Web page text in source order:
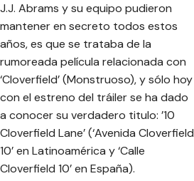
J.J. Abrams y su equipo pudieron
mantener en secreto todos estos
años, es que se trataba de la
rumoreada película relacionada con
‘Cloverfield’ (Monstruoso), y sólo hoy
con el estreno del tráiler se ha dado
a conocer su verdadero titulo: ’10
Cloverfield Lane’ (‘Avenida Cloverfield
10’ en Latinoamérica y ‘Calle
Cloverfield 10’ en España).